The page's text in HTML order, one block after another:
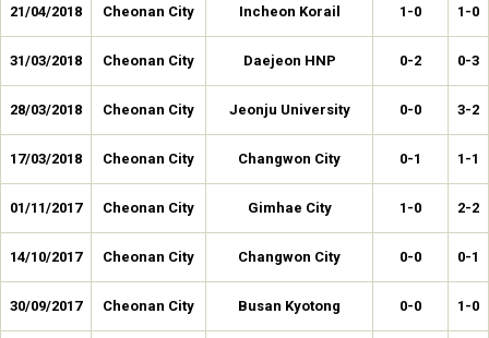
21/04/2018 Cheonan City Incheon Korail 1-0 1-0
31/03/2018 Cheonan City Daejeon HNP 0-2 0-3
28/03/2018 Cheonan City Jeonju University 0-0 3-2
17/03/2018 Cheonan City Changwon City 0-1 1-1
01/11/2017 Cheonan City Gimhae City 1-0 2-2
14/10/2017 Cheonan City Changwon City 0-0 0-1
30/09/2017 Cheonan City Busan Kyotong 0-0 1-0